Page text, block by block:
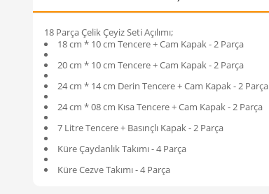
18 Parça Çelik Çeyiz Seti Açılımı;
18 cm * 10 cm Tencere + Cam Kapak - 2 Parça
20 cm * 10 cm Tencere + Cam Kapak - 2 Parça
24 cm * 14 cm Derin Tencere + Cam Kapak - 2 Parça
24 cm * 08 cm Kısa Tencere + Cam Kapak - 2 Parça
7 Litre Tencere + Basınçlı Kapak - 2 Parça
Küre Çaydanlık Takımı - 4 Parça
Küre Cezve Takımı - 4 Parça